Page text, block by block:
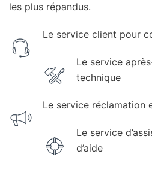
les plus répandus.
Le service client pour
Le service
technique
Le service réclamation
Le service
d’aide